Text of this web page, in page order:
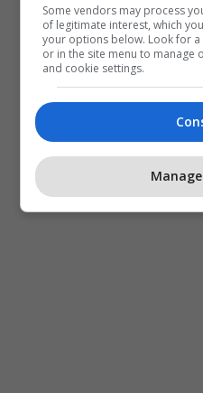
Some vendors may process
of legitimate interest, which
your options below. Look for
or in the site menu to manage
and cookie settings.